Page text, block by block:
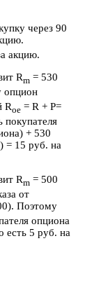
через 90
акцию.
Rm = 530
опцион
Roe = R + Р=
+ 530
= 15 руб. на
Rm = 500
от
Поэтому
опциона
есть 5 руб. на